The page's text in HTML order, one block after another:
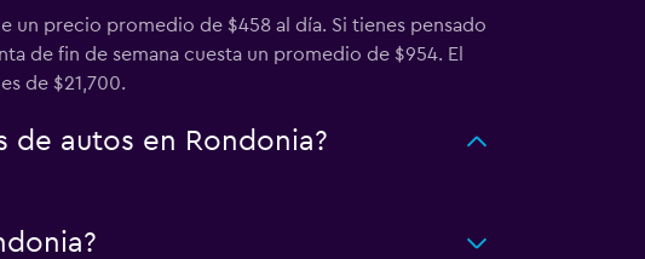
un precio promedio de $458 al día. Si tienes pensado
de fin de semana cuesta un promedio de $954. El
de $21,700.
autos en Rondonia?